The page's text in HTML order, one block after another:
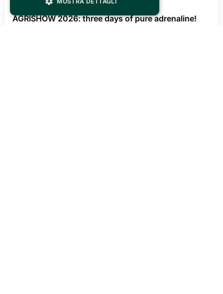
AGRISHOW 2026: three days of pure adrenaline!